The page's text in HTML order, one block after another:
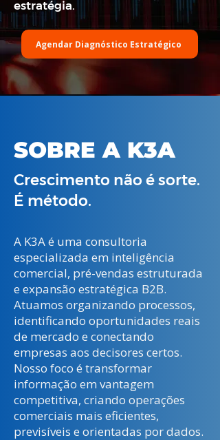
estratégia.
Agendar Diagnóstico Estratégico
SOBRE A K3A
Crescimento não é sorte.
É método.
A K3A é uma consultoria
especializada em inteligência
comercial, pré-vendas estruturada
e expansão estratégica B2B.
Atuamos organizando processos,
identificando oportunidades reais
de mercado e conectando
empresas aos decisores certos.
Nosso foco é transformar
informação em vantagem
competitiva, criando operações
comerciais mais eficientes,
previsíveis e orientadas por dados.